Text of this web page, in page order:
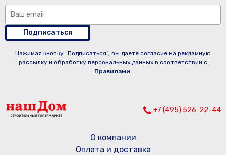
Подписаться
Нажимая кнопку “Подписаться”, вы даете согласие на рекламную
рассылку и обработку персональных данных в соответствии с
Правилами.
+7 (495) 526-22-44
О компании
Оплата и доставка